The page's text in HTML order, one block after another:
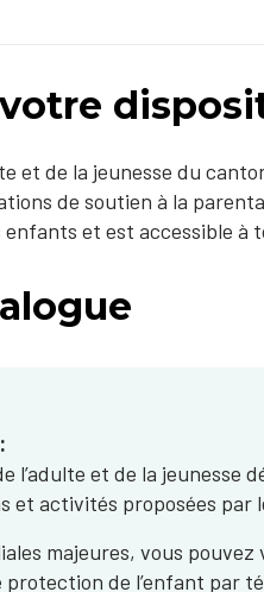
et de la jeunesse du
de soutien à la
et est accessible à
l’adulte et de la jeunesse
et activités proposées par
majeures, vous
protection de l’enfant par